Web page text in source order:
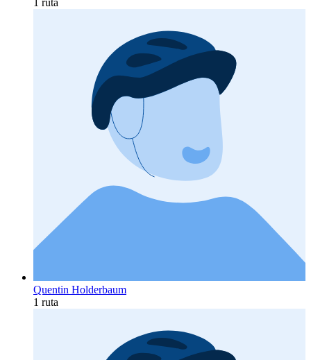
Quentin Holderbaum
1 ruta